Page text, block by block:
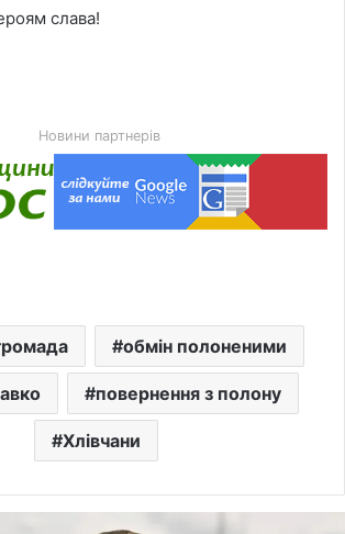
слава!
Новини партнерів
обмін полоненими
повернення з полону
Хлівчани